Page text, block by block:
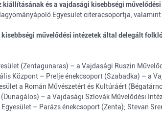
kiállításának és a vajdasági kisebbségi
Egyesület citeracsoportja,
kisebbségi művelődési intézetek által delegált
(Zentagunaras) – a Vajdasági Ruszin
Központ – Prelje énekcsoport (Szabadka) – a
a Román Művészetért és Kultúráért
– a Vajdasági Szlovák Művelődési
– Parázs énekcsoport (Zenta); Stevan